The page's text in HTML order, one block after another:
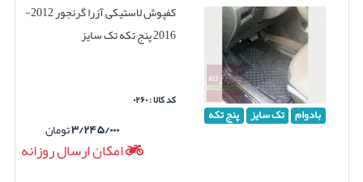
بادوام تک سایز پنج تکه
کفپوش لاستیکی آزرا گرنجور 2012-
2016 پنج تکه تک سایز
کد کالا : ۰۲۶۰
۳/۲۴۵/۰۰۰تومان
امکان ارسال روزانه